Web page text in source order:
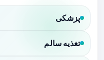
پزشکی
تغذیه سالم